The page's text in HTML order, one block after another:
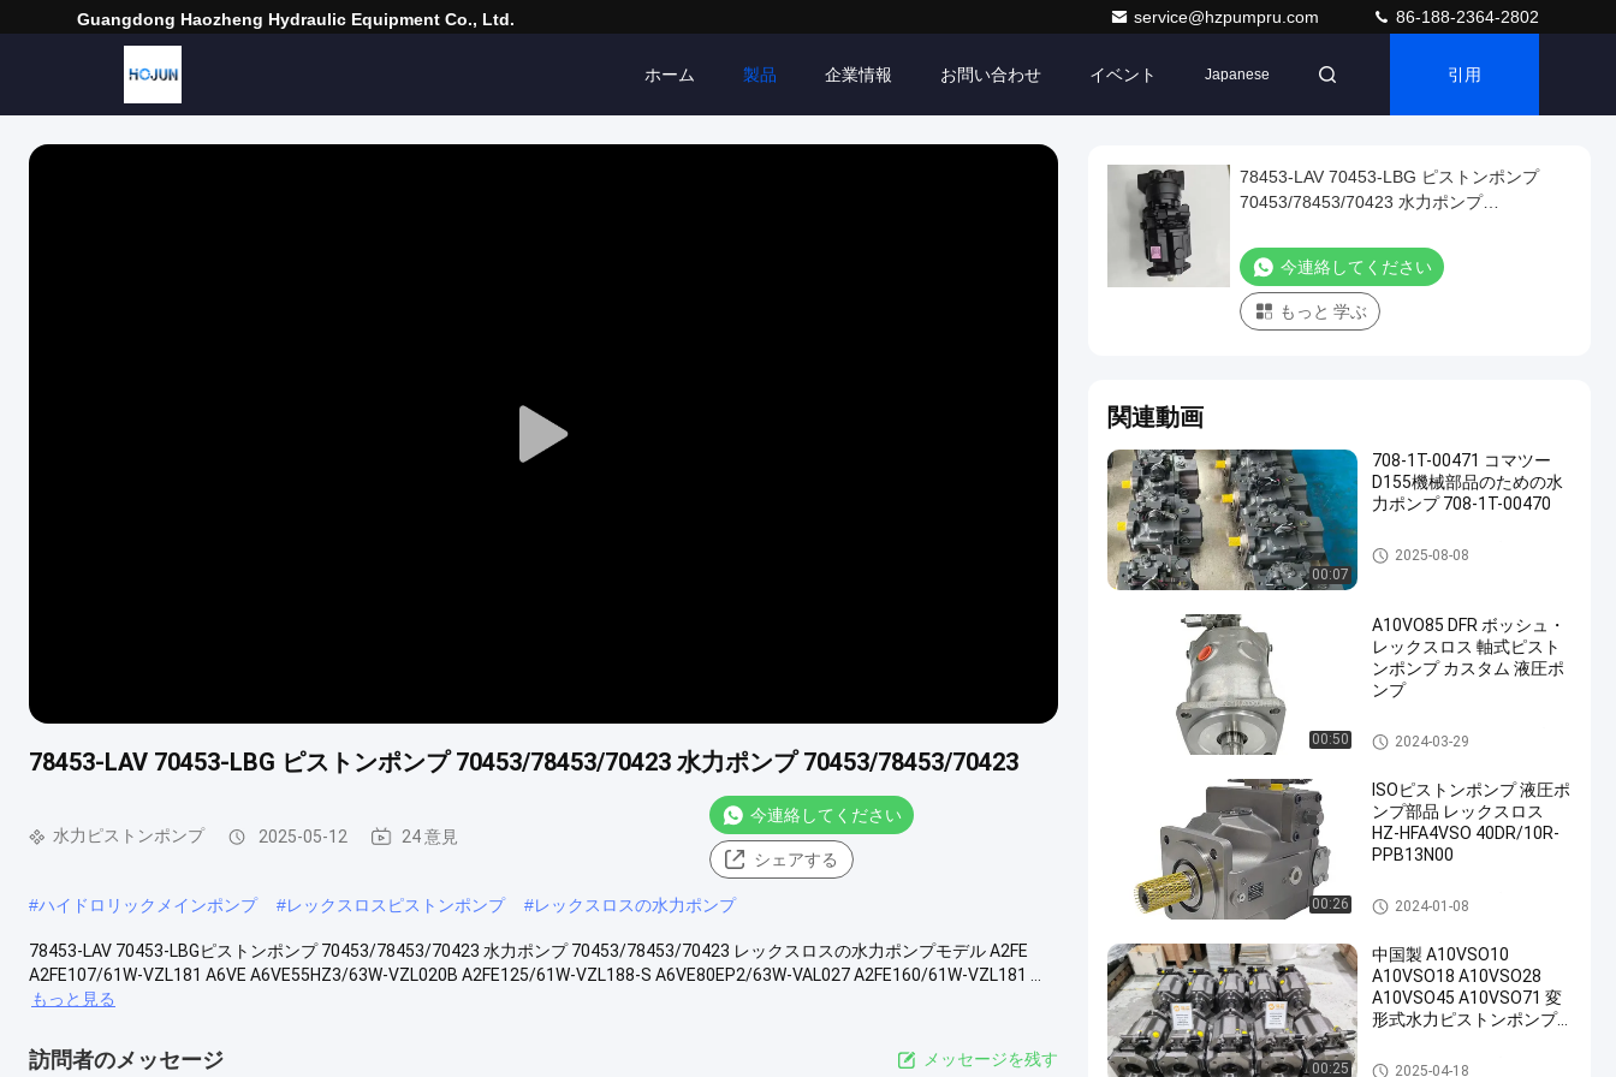
Guangdong Haozheng Hydraulic Equipment Co., Ltd. service@hzpumpru.com 86-188-2364-2802
ホーム 製品 企業情報 お問い合わせ イベント Japanese 引用
Play
78453-LAV 70453-LBG ピストンポンプ 70453/78453/70423 水力ポンプ 70453/78453/70423
水力ピストンポンプ 2025-05-12 24 意見
今連絡してください
シェアする
#ハイドロリックメインポンプ #レックスロスピストンポンプ #レックスロスの水力ポンプ
78453-LAV 70453-LBGピストンポンプ 70453/78453/70423 水力ポンプ 70453/78453/70423 レックスロスの水力ポンプモデル A2FE
A2FE107/61W-VZL181 A6VE A6VE55HZ3/63W-VZL020B A2FE125/61W-VZL188-S A6VE80EP2/63W-VAL027 A2FE160/61W-VZL181 ...
もっと見る
訪問者のメッセージ メッセージを残す
78453-LAV 70453-LBG ピストンポンプ
70453/78453/70423 水力ポンプ
今連絡してください
もっと 学ぶ
関連動画
00:07
708-1T-00471 コマツー
D155機械部品のための水
力ポンプ 708-1T-00470
水力ピストンポンプ
2025-08-08
00:50
A10VO85 DFR ボッシュ・
レックスロス 軸式ピスト
ンポンプ カスタム 液圧ポ
ンプ
レックスロスの水力ポンプ
2024-03-29
00:26
ISOピストンポンプ 液圧ポ
ンプ部品 レックスロス
HZ-HFA4VSO 40DR/10R-
PPB13N00
水力ピストンポンプ
2024-01-08
00:25
中国製 A10VSO10
A10VSO18 A10VSO28
A10VSO45 A10VSO71 変
形式水力ピストンポンプ
PKC12N00 ピストンポン
水力ピストンポンプ
2025-04-18